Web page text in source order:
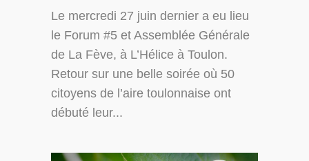
Le mercredi 27 juin dernier a eu lieu
le Forum #5 et Assemblée Générale
de La Fève, à L’Hélice à Toulon.
Retour sur une belle soirée où 50
citoyens de l’aire toulonnaise ont
débuté leur...